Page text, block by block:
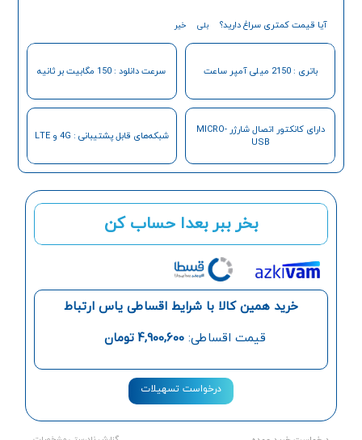
بخر ببر بعدا حساب کن
خرید همین کالا با شرایط اقساطی یاس ارتباط
قیمت اقساطی: 4,900,600 تومان
درخواست تسهیلات
آیا قیمت کمتری سراغ دارید؟ بلی خیر
باتری : 2150 میلی آمپر ساعت سرعت دانلود : 150 مگابیت بر ثانیه
دارای کانکتور اتصال شارژر MICRO-
USB
شبکه‌های قابل پشتیبانی : 4G و LTE